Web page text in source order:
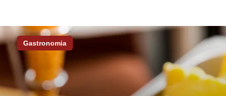
Gastronomia